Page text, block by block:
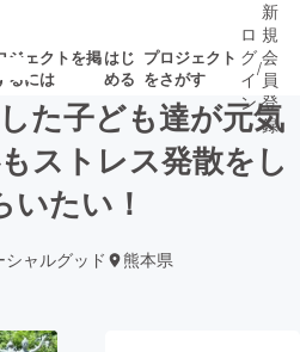
ジェクトを掲
るには
はじ
める
プロジェクト
をさがす
プロ募集終了が近いプ
ロ
グ
イ
ン
/
新
規
会
員
登
録
た子ども達が元気
ストレス発散をし
いたい！
シャルグッド 熊本県